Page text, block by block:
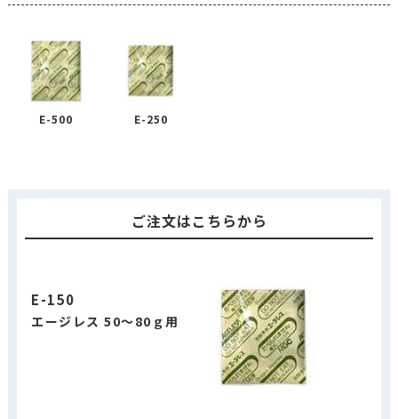
E-500 E-250
ご注文はこちらから
E-150
エージレス 50～80ｇ用